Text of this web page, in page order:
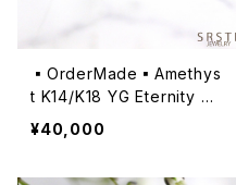
▪️OrderMade▪️Amethys
t K14/K18 YG Eternity Ri
ng
¥40,000